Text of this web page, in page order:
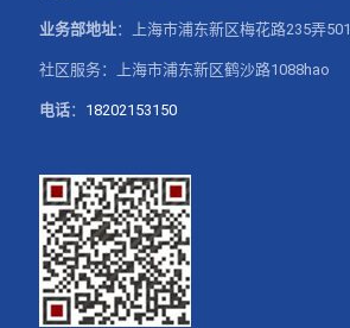
业务部地址：上海市浦东新区梅花路235弄501
社区服务：上海市浦东新区鹤沙路1088hao
电话： 18202153150